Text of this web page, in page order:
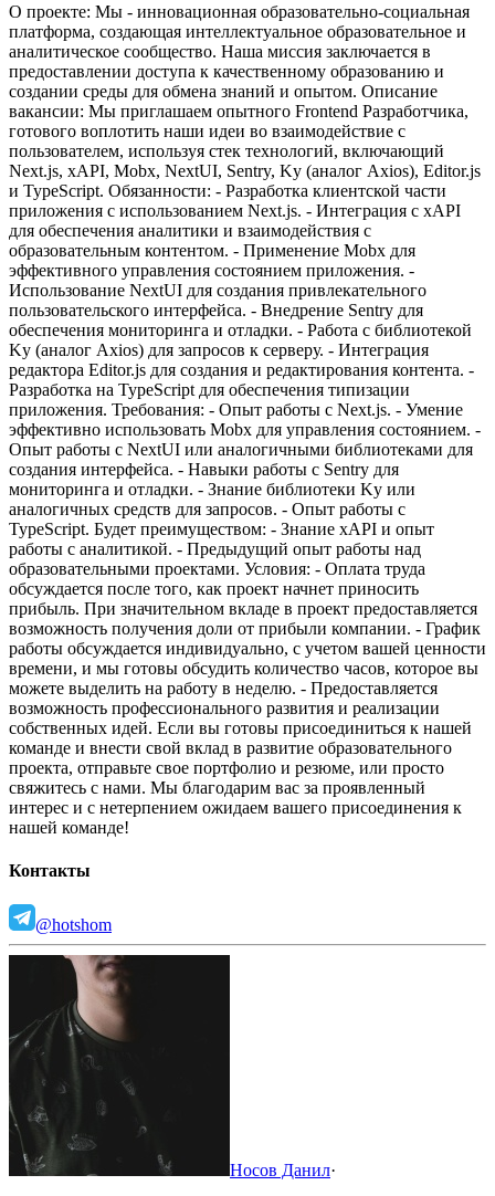
О проекте: Мы - инновационная образовательно-социальная
платформа, создающая интеллектуальное образовательное и
аналитическое сообщество. Наша миссия заключается в
предоставлении доступа к качественному образованию и
создании среды для обмена знаний и опытом. Описание
вакансии: Мы приглашаем опытного Frontend Разработчика,
готового воплотить наши идеи во взаимодействие с
пользователем, используя стек технологий, включающий
Next.js, xAPI, Mobx, NextUI, Sentry, Ky (аналог Axios), Editor.js
и TypeScript. Обязанности: - Разработка клиентской части
приложения с использованием Next.js. - Интеграция с xAPI
для обеспечения аналитики и взаимодействия с
образовательным контентом. - Применение Mobx для
эффективного управления состоянием приложения. -
Использование NextUI для создания привлекательного
пользовательского интерфейса. - Внедрение Sentry для
обеспечения мониторинга и отладки. - Работа с библиотекой
Ky (аналог Axios) для запросов к серверу. - Интеграция
редактора Editor.js для создания и редактирования контента. -
Разработка на TypeScript для обеспечения типизации
приложения. Требования: - Опыт работы с Next.js. - Умение
эффективно использовать Mobx для управления состоянием. -
Опыт работы с NextUI или аналогичными библиотеками для
создания интерфейса. - Навыки работы с Sentry для
мониторинга и отладки. - Знание библиотеки Ky или
аналогичных средств для запросов. - Опыт работы с
TypeScript. Будет преимуществом: - Знание xAPI и опыт
работы с аналитикой. - Предыдущий опыт работы над
образовательными проектами. Условия: - Оплата труда
обсуждается после того, как проект начнет приносить
прибыль. При значительном вкладе в проект предоставляется
возможность получения доли от прибыли компании. - График
работы обсуждается индивидуально, с учетом вашей ценности
времени, и мы готовы обсудить количество часов, которое вы
можете выделить на работу в неделю. - Предоставляется
возможность профессионального развития и реализации
собственных идей. Если вы готовы присоединиться к нашей
команде и внести свой вклад в развитие образовательного
проекта, отправьте свое портфолио и резюме, или просто
свяжитесь с нами. Мы благодарим вас за проявленный
интерес и с нетерпением ожидаем вашего присоединения к
нашей команде!
Контакты
@hotshom
Носов Данил·